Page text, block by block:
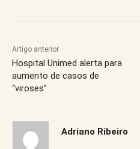
Artigo anterior
Hospital Unimed alerta para
aumento de casos de
“viroses”
Adriano Ribeiro